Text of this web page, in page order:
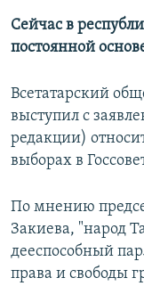
Все сайты РСЕ/
Сейчас в
постоянной
Всетатарский
выступил с
редакции)
выборах в
По мнению
Закиева, "народ
дееспособный
права и свободы